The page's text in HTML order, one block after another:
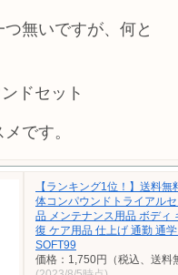
無いですが、何と
ドセット
です。
【ランキング1位！】送料無
体コンパウンドトライアル
品 メンテナンス用品 ボディ
復 ケア用品 仕上げ 通勤 通
SOFT99
価格：1,750円（税込、送料